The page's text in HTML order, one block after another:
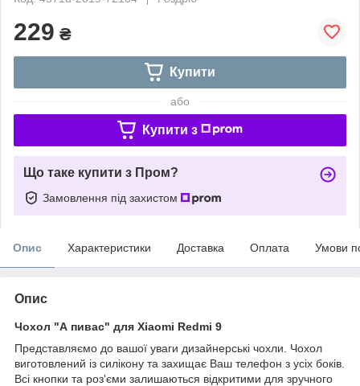
229 ₴
Купити
або
Купити з
Що таке купити з Пром?
Замовлення під захистом
Опис Характеристики Доставка Оплата Умови
Опис
Чохол "А пивас" для Xiaomi Redmi 9
Представляємо до вашої уваги дизайнерські чохли. Чохол
виготовлений із силікону та захищає Ваш телефон з усіх боків.
Всі кнопки та роз'єми залишаються відкритими для зручного